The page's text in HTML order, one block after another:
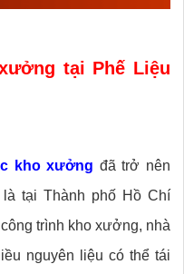
tại Phế Liệu
kho xưởng đã trở nên
tại Thành phố Hồ Chí
trình kho xưởng, nhà
nguyên liệu có thể tái